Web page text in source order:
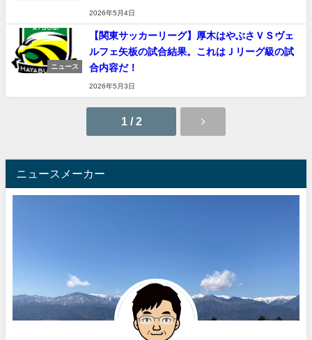
2026年5月4日
ニュース
【関東サッカーリーグ】厚木はやぶさＶＳヴェ
ルフェ矢板の試合結果。これはＪリーグ級の試
合内容だ！
2026年5月3日
1 / 2
ニュースメーカー